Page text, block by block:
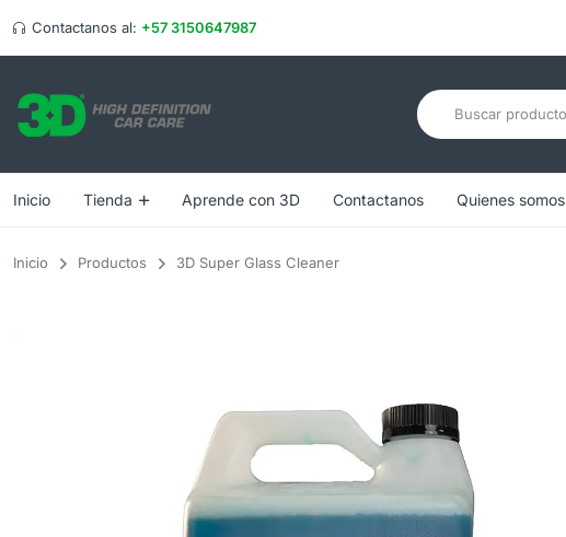
Contactanos al: +57 3150647987
Inicio Tienda Aprende con 3D Contactanos Quienes somos
Inicio Productos 3D Super Glass Cleaner